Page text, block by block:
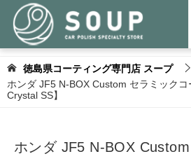
徳島県コーティング専門店 スープ
ホンダ JF5 N-BOX Custom セラミック
Crystal SS】
ホンダ JF5 N-BOX